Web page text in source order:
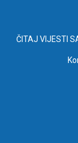
ČITAJ VIJESTI